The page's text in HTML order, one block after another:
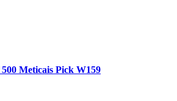
Meticais Pick W159